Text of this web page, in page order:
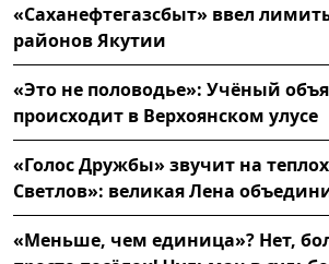
«Саханефтегазсбыт» ввел
районов Якутии
«Это не половодье»: Учёный
происходит в Верхоянском улусе
«Голос Дружбы» звучит на
Светлов»: великая Лена
«Меньше, чем единица»? Нет,